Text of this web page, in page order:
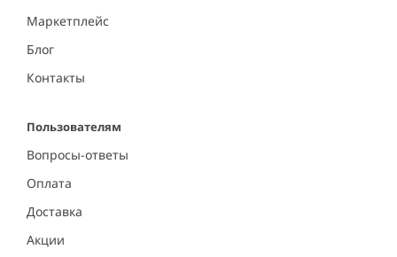
Маркетплейс
Блог
Контакты
Пользователям
Вопросы-ответы
Оплата
Доставка
Акции